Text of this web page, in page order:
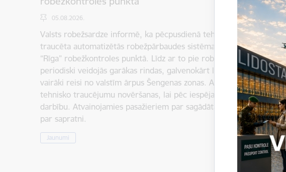
05.08.2026.
Valsts robežsardze informē, ka pēcpusdienā tehnisku traucējumu
traucēta automatizētās robežpārbaudes sistēmas (ABC vārtu)
“Rīga” robežkontroles punktā. Līdz ar to pie robežkontroles
periodiski veidojās garākas rindas, galvenokārt laikā, kad
vairāki reisi no valstīm ārpus Šengenas zonas. Atbildīgie speciālisti
tehnisko traucējumu novēršanas, lai pēc iespējas ātrāk atjaunotu
darbību. Atvainojamies pasažieriem par sagādātajām neērtībām un
par sapratni.
Jaunumi